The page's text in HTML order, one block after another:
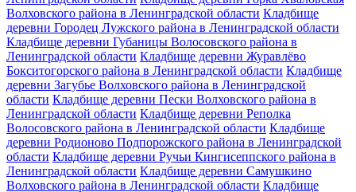
Волховского района в Ленинградской области Кладбище
деревни Городец Лужского района в Ленинградской области
Кладбище деревни Губаницы Волосовского района в
Ленинградской области Кладбище деревни Журавлёво
Бокситогорского района в Ленинградской области Кладбище
деревни Загубье Волховского района в Ленинградской
области Кладбище деревни Пески Волховского района в
Ленинградской области Кладбище деревни Реполка
Волосовского района в Ленинградской области Кладбище
деревни Родионово Подпорожского района в Ленинградской
области Кладбище деревни Ручьи Кингисеппского района в
Ленинградской области Кладбище деревни Самушкино
Волховского района в Ленинградской области Кладбище